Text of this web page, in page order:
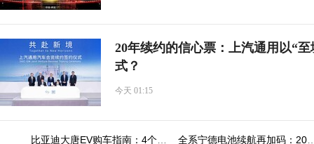
20年续约的信心票：上汽通用以“
式？
今天 01:15